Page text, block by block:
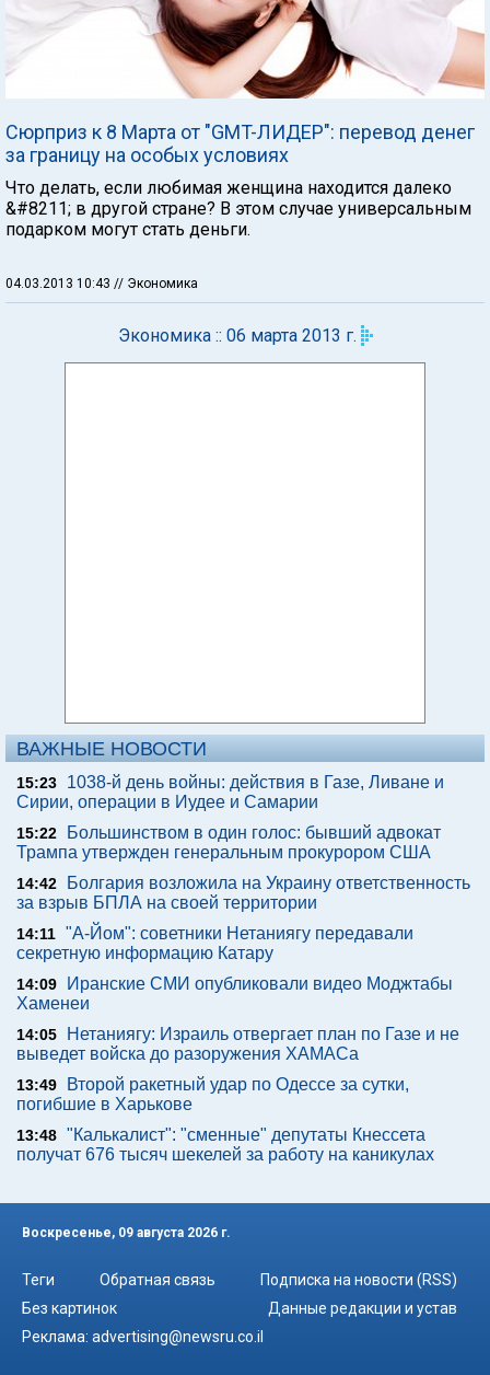
Сюрприз к 8 Марта от "GMT-ЛИДЕР": перевод денег
за границу на особых условиях
Что делать, если любимая женщина находится далеко
&#8211; в другой стране? В этом случае универсальным
подарком могут стать деньги.
04.03.2013 10:43 // Экономика
Экономика :: 06 марта 2013 г.
ВАЖНЫЕ НОВОСТИ
15:23
1038-й день войны: действия в Газе, Ливане и
Сирии, операции в Иудее и Самарии
15:22
Большинством в один голос: бывший адвокат
Трампа утвержден генеральным прокурором США
14:42
Болгария возложила на Украину ответственность
за взрыв БПЛА на своей территории
14:11 "А-Йом": советники Нетаниягу передавали
секретную информацию Катару
14:09
Иранские СМИ опубликовали видео Моджтабы
Хаменеи
14:05
Нетаниягу: Израиль отвергает план по Газе и не
выведет войска до разоружения ХАМАСа
13:49
Второй ракетный удар по Одессе за сутки,
погибшие в Харькове
13:48 "Калькалист": "сменные" депутаты Кнессета
получат 676 тысяч шекелей за работу на каникулах
Воскресенье, 09 августа 2026 г.
Теги Обратная связь
Подписка на новости (RSS)
Без картинок
Данные редакции и устав
Реклама: advertising@newsru.co.il